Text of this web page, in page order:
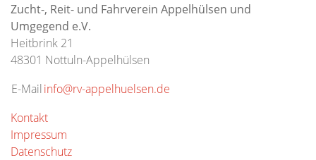
Zucht-, Reit- und Fahrverein Appelhülsen und
Umgegend e.V.
Heitbrink 21
48301 Nottuln-Appelhülsen
E-Mailinfo@rv-appelhuelsen.de
Kontakt
Impressum
Datenschutz